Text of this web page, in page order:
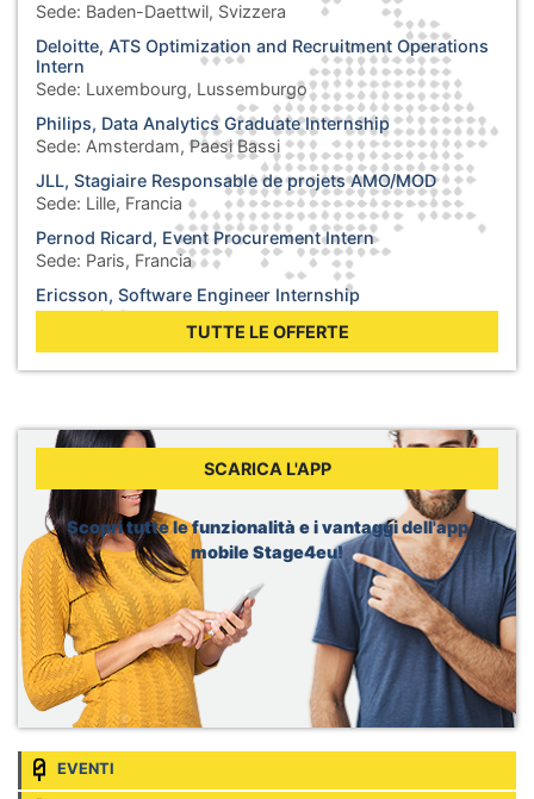
Sede: Baden-Daettwil, Svizzera
Deloitte, ATS Optimization and Recruitment Operations
Intern
Sede: Luxembourg, Lussemburgo
Philips, Data Analytics Graduate Internship
Sede: Amsterdam, Paesi Bassi
JLL, Stagiaire Responsable de projets AMO/MOD
Sede: Lille, Francia
Pernod Ricard, Event Procurement Intern
Sede: Paris, Francia
Ericsson, Software Engineer Internship
Sede: Łódź, Polonia
General Electric, Engineering Intern
Sede: Bucharest, Romania
Sede: Barcelona, Spagna
Total, Power Trading New Ventures – Regulatory Affairs
Intern
Sede:
Genève, Svizzera
Airbus, Intern Artificial Intelligence
Sede: Donauwörth, Germania
TUTTE LE OFFERTE
SCARICA L'APP
Scopri tutte le funzionalità e i vantaggi dell'app
mobile Stage4eu!
EVENTI